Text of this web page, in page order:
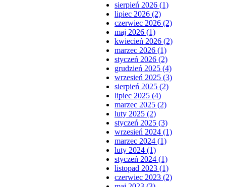
sierpień 2026 (1)
lipiec 2026 (2)
czerwiec 2026 (2)
maj 2026 (1)
kwiecień 2026 (2)
marzec 2026 (1)
styczeń 2026 (2)
grudzień 2025 (4)
wrzesień 2025 (3)
sierpień 2025 (2)
lipiec 2025 (4)
marzec 2025 (2)
luty 2025 (2)
styczeń 2025 (3)
wrzesień 2024 (1)
marzec 2024 (1)
luty 2024 (1)
styczeń 2024 (1)
listopad 2023 (1)
czerwiec 2023 (2)